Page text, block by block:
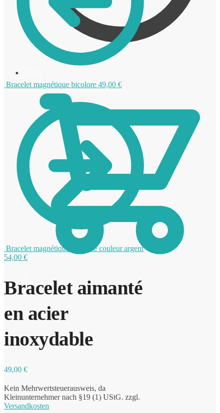
Bracelet magnétique bicolore 49,00 €
Bracelet magnétique en titane couleur argent
54,00 €
Bracelet aimanté
en acier
inoxydable
49,00 €
Kein Mehrwertsteuerausweis, da
Kleinunternehmer nach §19 (1) UStG. zzgl.
Versandkosten